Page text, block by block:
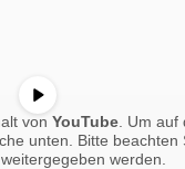
von YouTube . Um
unten. Bitte beachten
werden.